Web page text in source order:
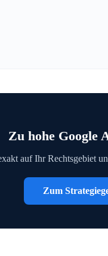
Zu hohe Google
auf Ihr Rechtsgebiet
Zum